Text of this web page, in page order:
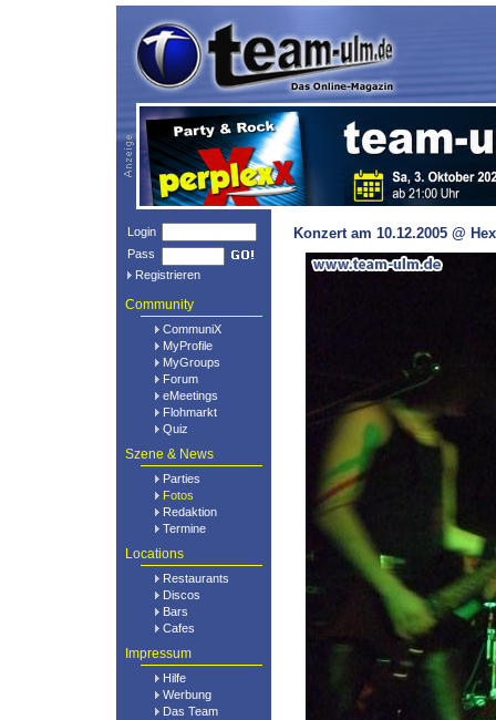
Login
Pass
Registrieren
Community
CommuniX
MyProfile
MyGroups
Forum
eMeetings
Flohmarkt
Quiz
Szene & News
Parties
Fotos
Redaktion
Termine
Locations
Restaurants
Discos
Bars
Cafes
Impressum
Hilfe
Werbung
Das Team
Konzert am 10.12.2005 @